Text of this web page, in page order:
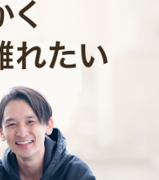
代行求人
区・中区
・守山区